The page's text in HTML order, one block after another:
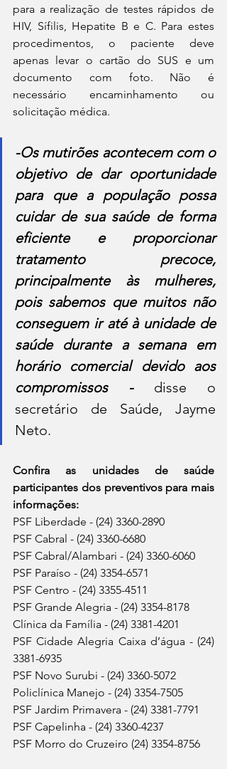
para a realização de testes rápidos de
HIV, Sífilis, Hepatite B e C. Para estes
procedimentos, o paciente deve
apenas levar o cartão do SUS e um
documento com foto. Não é
necessário encaminhamento ou
solicitação médica.
-Os mutirões acontecem com o
objetivo de dar oportunidade
para que a população possa
cuidar de sua saúde de forma
eficiente e proporcionar
tratamento precoce,
principalmente às mulheres,
pois sabemos que muitos não
conseguem ir até à unidade de
saúde durante a semana em
horário comercial devido aos
compromissos - disse o
secretário de Saúde, Jayme
Neto.
Confira as unidades de saúde
participantes dos preventivos para mais
informações:
PSF Liberdade - (24) 3360-2890
PSF Cabral - (24) 3360-6680
PSF Cabral/Alambari - (24) 3360-6060
PSF Paraíso - (24) 3354-6571
PSF Centro - (24) 3355-4511
PSF Grande Alegria - (24) 3354-8178
Clínica da Família - (24) 3381-4201
PSF Cidade Alegria Caixa d’água - (24)
3381-6935
PSF Novo Surubi - (24) 3360-5072
Policlínica Manejo - (24) 3354-7505
PSF Jardim Primavera - (24) 3381-7791
PSF Capelinha - (24) 3360-4237
PSF Morro do Cruzeiro (24) 3354-8756